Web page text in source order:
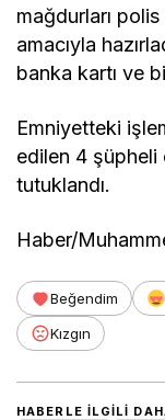
mağdurları polis
amacıyla
banka kartı ve
Emniyetteki
edilen 4 şüpheli
tutuklandı.
Haber/
Beğendim
Kızgın
HABERLE ILGILI